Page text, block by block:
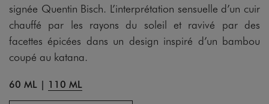
signée Quentin Bisch. L’interprétation sensuelle d’un cuir
chauffé par les rayons du soleil et ravivé par des
facettes épicées dans un design inspiré d’un bambou
coupé au katana.
60 ML | 110 ML